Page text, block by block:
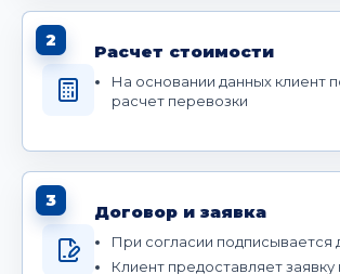
2
Расчет стоимости
На основании данных клиент
расчет перевозки
3
Договор и заявка
При согласии подписывается
Клиент предоставляет заявку